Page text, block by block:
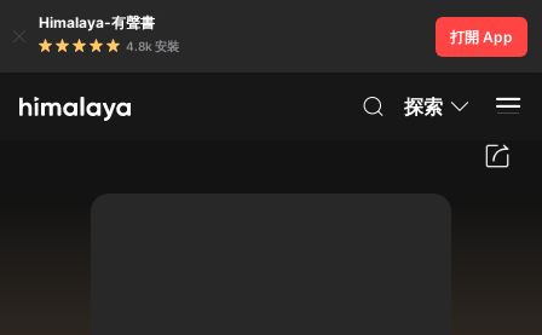
Himalaya-有聲書
4.8k 安裝
打開 App
探索